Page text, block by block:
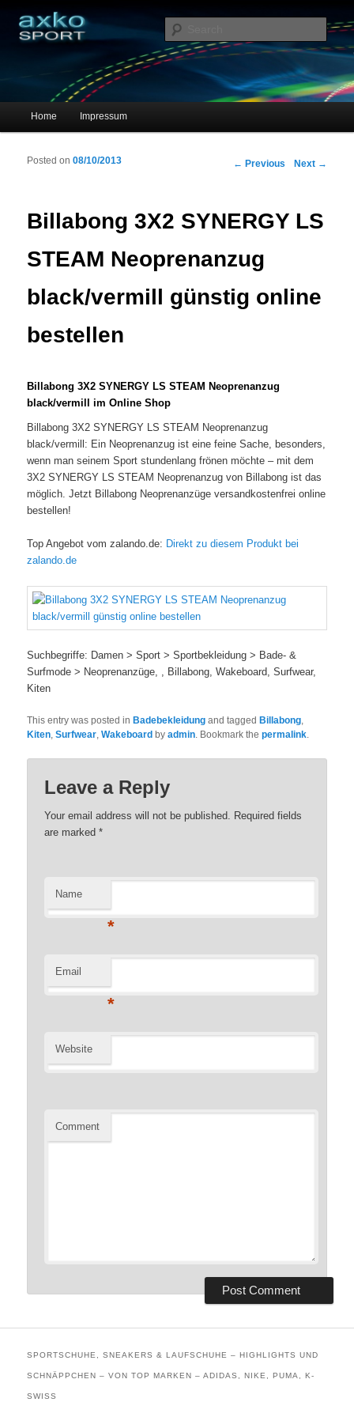
axko-sport – Sportschuhe online
Main menu
Skip to primary content
Skip to secondary content
Home Impressum
Post navigation
← Previous Next →
Billabong 3X2 SYNERGY LS
STEAM Neoprenanzug
black/vermill günstig online
bestellen
Posted on08/10/2013
Billabong 3X2 SYNERGY LS STEAM Neoprenanzug
black/vermill im Online Shop
Billabong 3X2 SYNERGY LS STEAM Neoprenanzug
black/vermill: Ein Neoprenanzug ist eine feine Sache, besonders,
wenn man seinem Sport stundenlang frönen möchte – mit dem
3X2 SYNERGY LS STEAM Neoprenanzug von Billabong ist das
möglich. Jetzt Billabong Neoprenanzüge versandkostenfrei online
bestellen!
Top Angebot vom zalando.de: Direkt zu diesem Produkt bei
zalando.de
Suchbegriffe: Damen > Sport > Sportbekleidung > Bade- &
Surfmode > Neoprenanzüge, , Billabong, Wakeboard, Surfwear,
Kiten
This entry was posted inBadebekleidung and taggedBillabong,
Kiten,Surfwear,Wakeboard byadmin. Bookmark thepermalink.
Leave a Reply
Your email address will not be published. Required fields
are marked*
Name
*
Email
*
Website
Comment
SPORTSCHUHE, SNEAKERS & LAUFSCHUHE – HIGHLIGHTS UND
SCHNÄPPCHEN – VON TOP MARKEN – ADIDAS, NIKE, PUMA, K-
SWISS